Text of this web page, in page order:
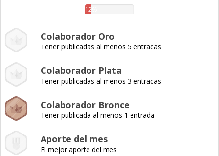
12%
Colaborador Oro
Tener publicadas al menos 5 entradas
Colaborador Plata
Tener publicadas al menos 3 entradas
Colaborador Bronce
Tener publicada al menos 1 entrada
Aporte del mes
El mejor aporte del mes